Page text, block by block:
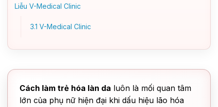
Liễu V-Medical Clinic
3.1 V-Medical Clinic
Cách làm trẻ hóa làn da luôn là mối quan tâm
lớn của phụ nữ hiện đại khi dấu hiệu lão hóa